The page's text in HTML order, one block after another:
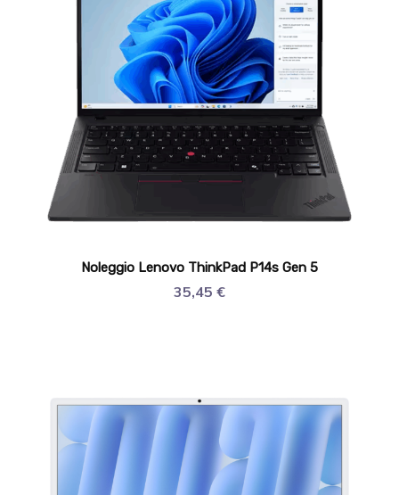
Noleggio Lenovo ThinkPad P14s Gen 5
35,45 €